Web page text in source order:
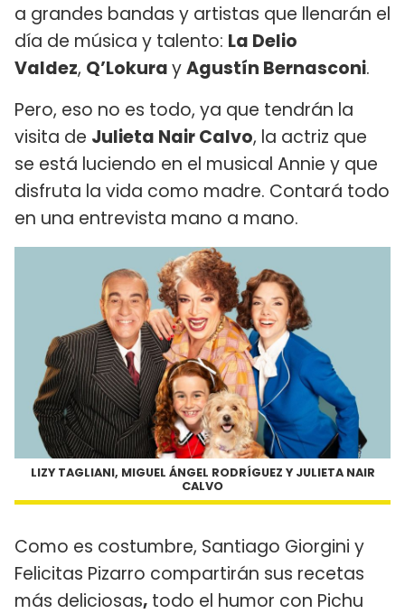
a grandes bandas y artistas que llenarán el
día de música y talento: La Delio
Valdez, Q’LokurayAgustín Bernasconi.
Pero, eso no es todo, ya que tendrán la
visita de Julieta Nair Calvo, la actriz que
se está luciendo en el musical Annie y que
disfruta la vida como madre. Contará todo
en una entrevista mano a mano.
LIZY TAGLIANI, MIGUEL ÁNGEL RODRÍGUEZ Y JULIETA NAIR
CALVO
Como es costumbre, Santiago Giorgini y
Felicitas Pizarro compartirán sus recetas
más deliciosas, todo el humor con Pichu